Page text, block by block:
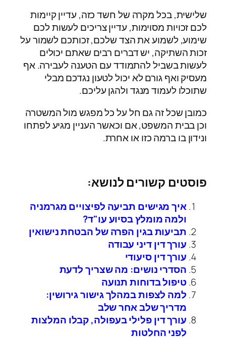
שלישית, בכל מקרה של חשד כזה, עדיין קיימות
לכם זכויות מסוימות, עדיין צריכים לעשות לכם
שימוע, לשמוע את הצד שלכם, זכותכם לשמור על
זכות השתיקה, יש דברים רבים שאתם יכולים
לעשות בשביל להתמודד עם הטענה לעבירה. אף
מעסיק ואף גורם לא יכול לטעון נגדכם מבלי
שתוכלו לעמוד מנגד ולהגן עליכם.
כמובן שכל זה גם חל על כל מפגש מול המשטרה
וכן בבית המשפט, אם וכאשר העניין מגיע לפתחו
ונידון בו ברמה כזו או אחרת.
פוסטים קשורים לנושא:
איך מגישים תביעה לפיצויים מגרמניה
ולמה מומלץ בסיוע עו"ד?
תביעות בגין הפרה של הבטחת נישואין
עורך דין דיני עבודה
עורך דין סיעודי
הסדרי נושים: מה שצריך לדעת
טיפול בדוחות תנועה
למה לצפות במהלך גישור גירושין:
מדריך שלב אחר שלב
עורך דין פלילי בעפולה, קבלו המלצות
לפני החלטות